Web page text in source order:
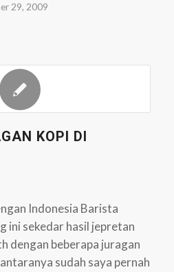
29, 2009
KOPI DI
Indonesia Barista
ini sekedar hasil jepretan
dengan beberapa juragan
sudah saya pernah